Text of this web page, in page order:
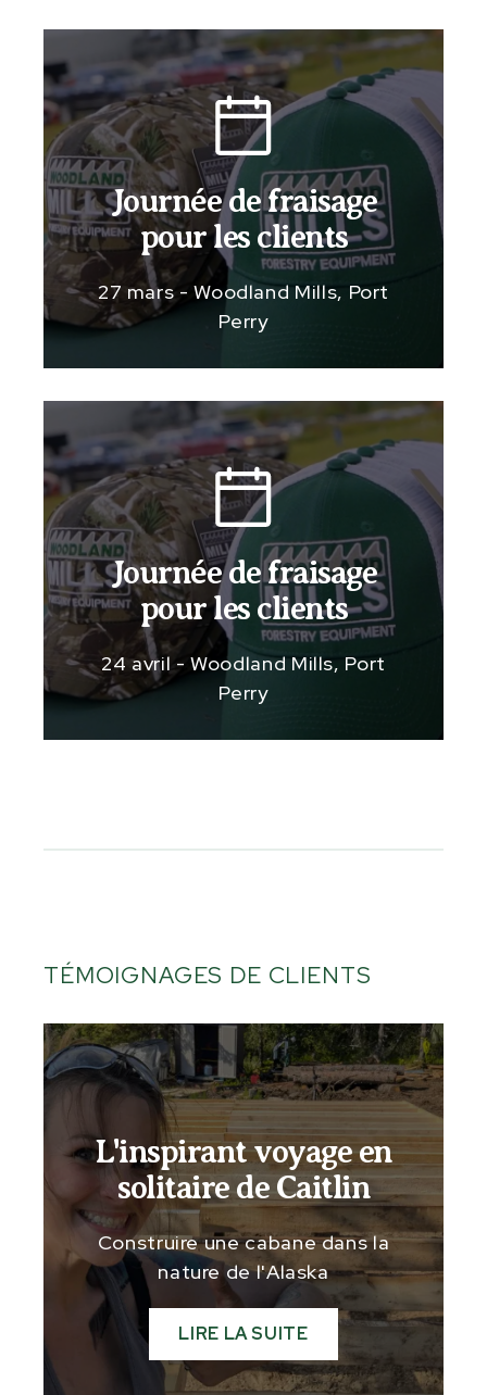
Journée de fraisage
pour les clients
27 mars - Woodland Mills, Port
Perry
Journée de fraisage
pour les clients
24 avril - Woodland Mills, Port
Perry
TÉMOIGNAGES DE CLIENTS
L'inspirant voyage en
solitaire de Caitlin
Construire une cabane dans la
nature de l'Alaska
LIRE LA SUITE